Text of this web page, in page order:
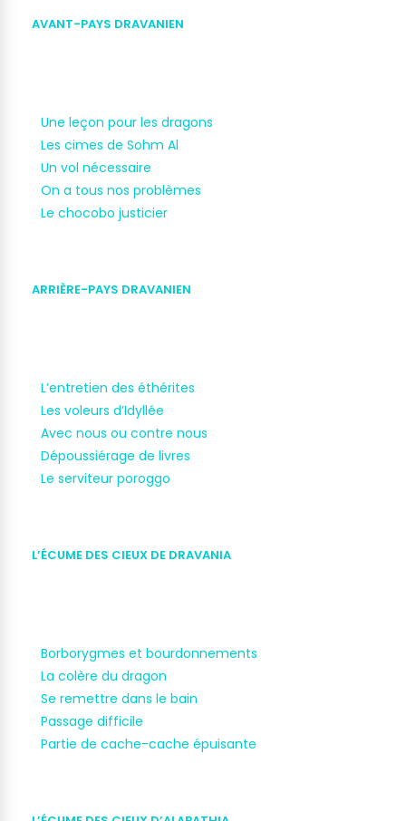
AVANT-PAYS DRAVANIEN
Une leçon pour les dragons
Les cimes de Sohm Al
Un vol nécessaire
On a tous nos problèmes
Le chocobo justicier
ARRIÈRE-PAYS DRAVANIEN
L’entretien des éthérites
Les voleurs d’Idyllée
Avec nous ou contre nous
Dépoussiérage de livres
Le serviteur poroggo
L’ÉCUME DES CIEUX DE DRAVANIA
Borborygmes et bourdonnements
La colère du dragon
Se remettre dans le bain
Passage difficile
Partie de cache-cache épuisante